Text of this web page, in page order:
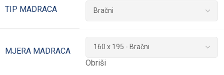
TIP MADRACA
MJERA MADRACA
Obriši